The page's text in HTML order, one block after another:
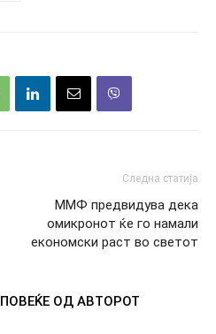
Следна статија
ММФ предвидува дека
oмикронот ќе го намали
економски раст во светот
ПОВЕЌЕ ОД АВТОРОТ